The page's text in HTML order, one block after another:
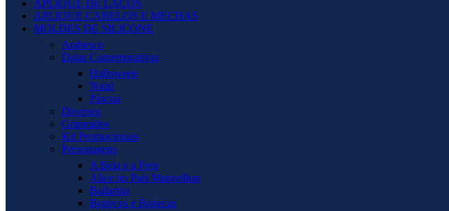
APLIQUE DE LAÇOS
APLIQUE CABELOS E MECHAS
MOLDES DE SILICONE
Arabesco
Datas Comemorativas
Halloween
Natal
Páscoa
Diversos
Grapeados
Kit Promocionais
Personagens
A Bela e a Fera
Alice no País Maravilhas
Bailarina
Bonecos e Bonecas